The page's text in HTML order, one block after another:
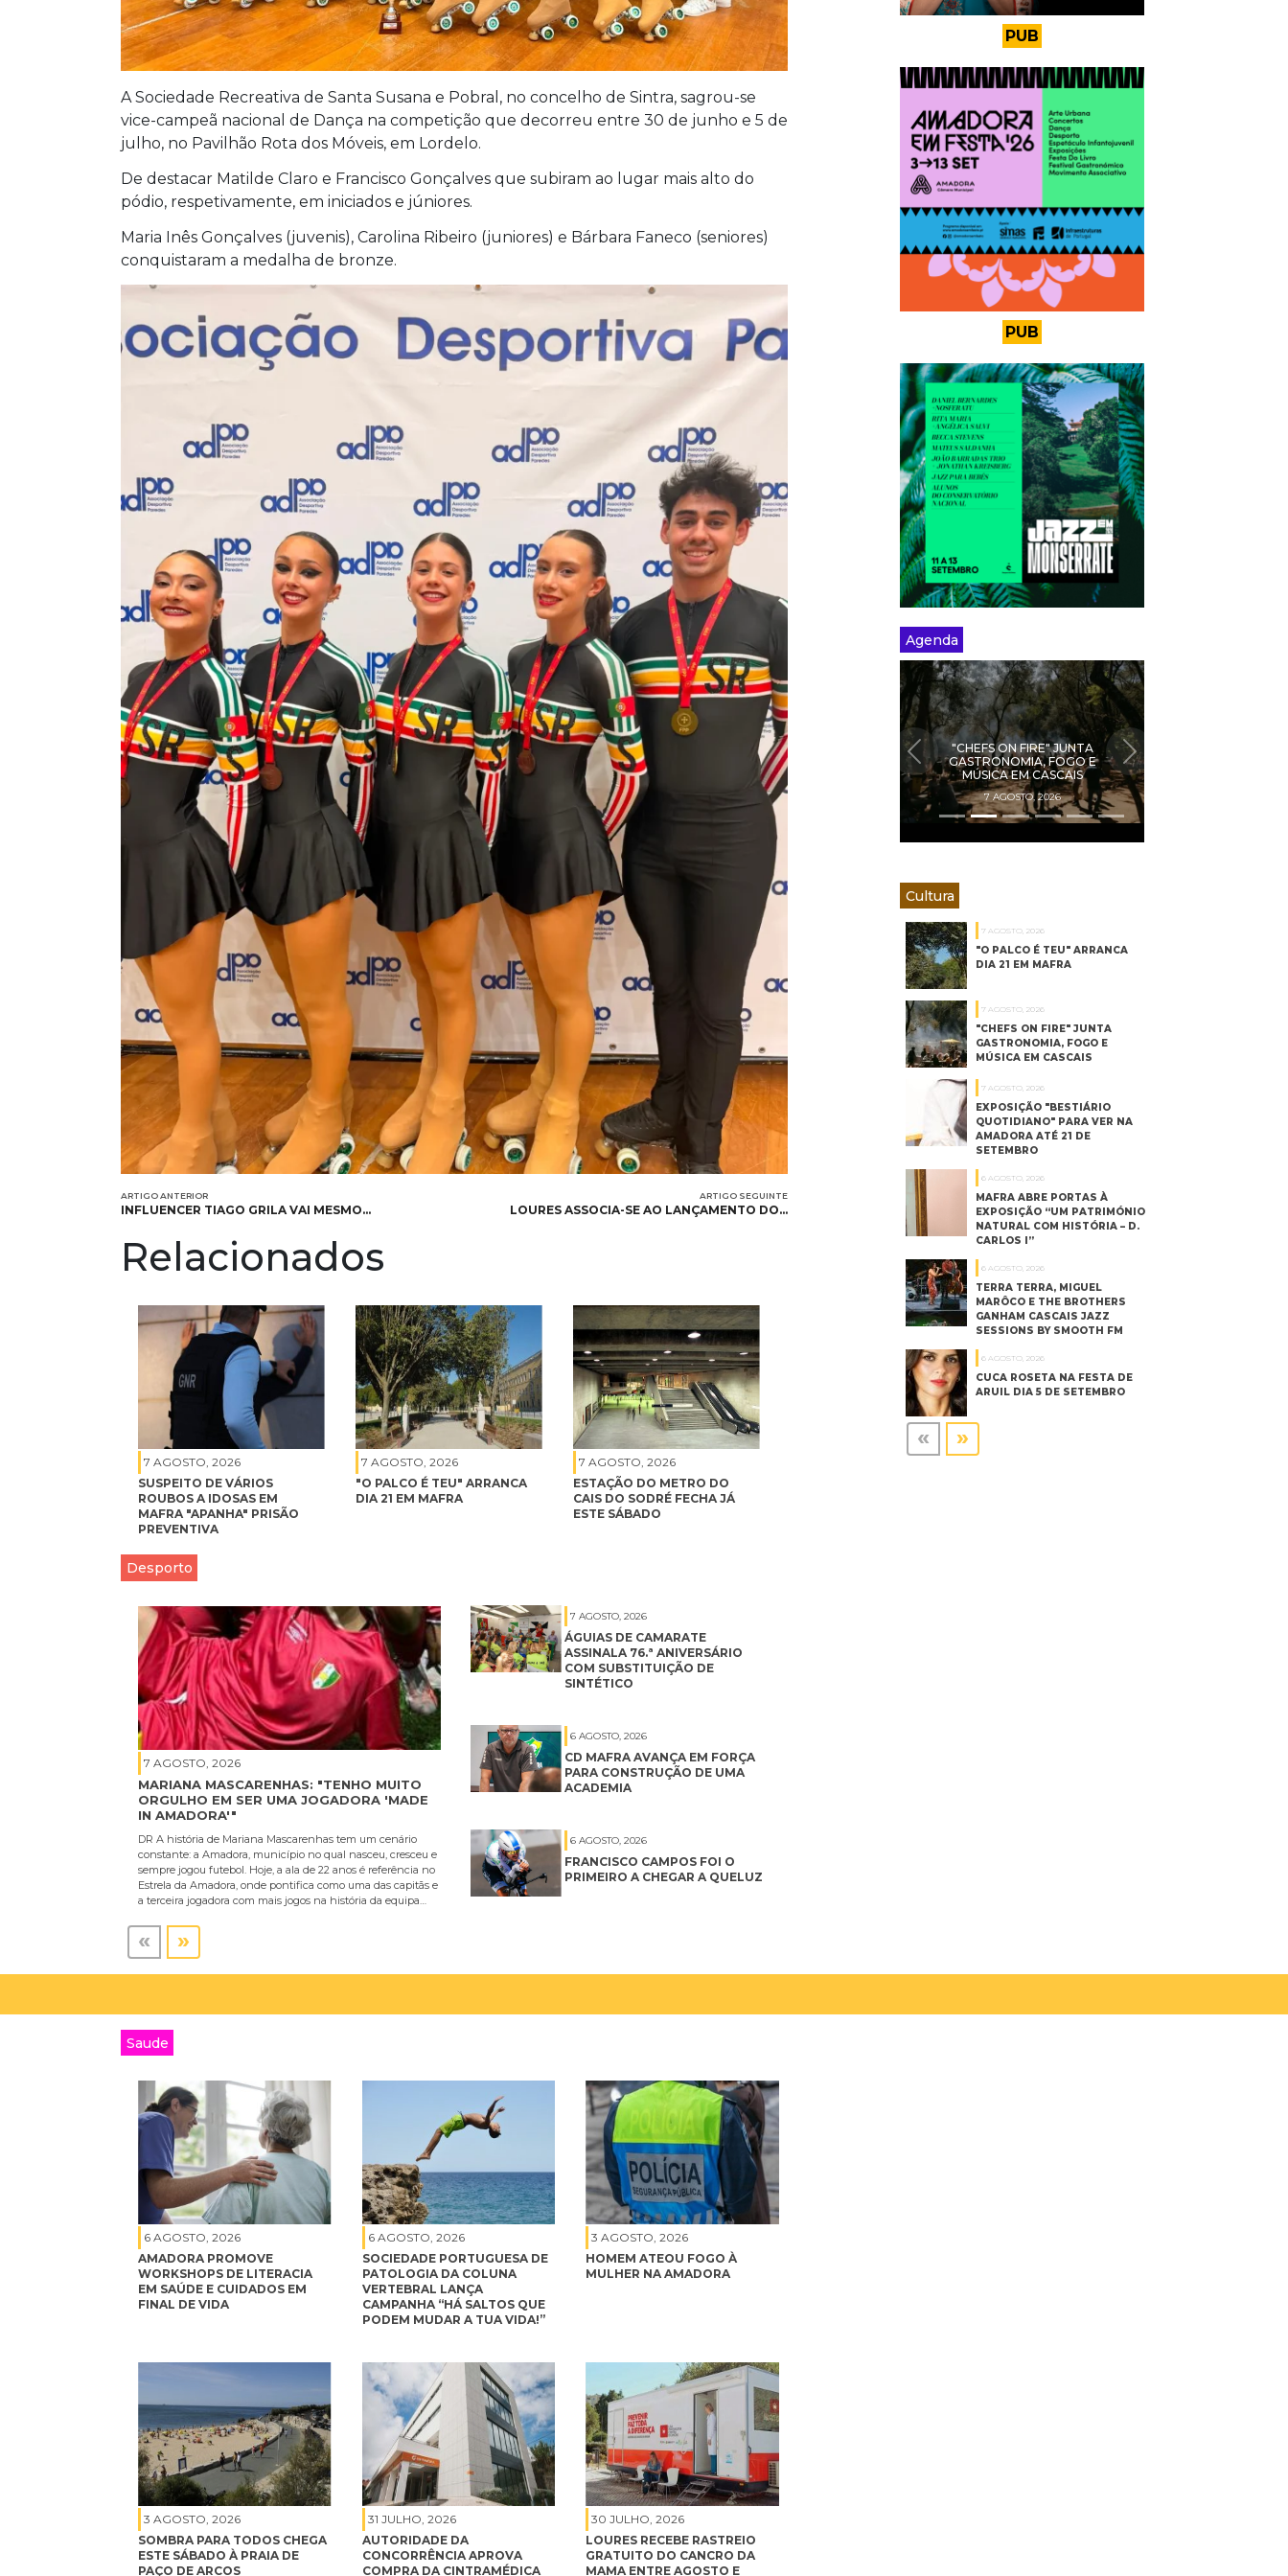
A Sociedade Recreativa de Santa Susana e Pobral, no concelho de Sintra, sagrou-se
vice-campeã nacional de Dança na competição que decorreu entre 30 de junho e 5 de
julho, no Pavilhão Rota dos Móveis, em Lordelo.
De destacar Matilde Claro e Francisco Gonçalves que subiram ao lugar mais alto do
pódio, respetivamente, em iniciados e júniores.
Maria Inês Gonçalves (juvenis), Carolina Ribeiro (juniores) e Bárbara Faneco (seniores)
conquistaram a medalha de bronze.
ARTIGO ANTERIOR
INFLUENCER TIAGO GRILA VAI MESMO…
ARTIGO SEGUINTE
LOURES ASSOCIA-SE AO LANÇAMENTO DO…
Relacionados
7 AGOSTO, 2026
SUSPEITO DE VÁRIOS
ROUBOS A IDOSAS EM
MAFRA "APANHA" PRISÃO
PREVENTIVA
7 AGOSTO, 2026
"O PALCO É TEU" ARRANCA
DIA 21 EM MAFRA
7 AGOSTO, 2026
ESTAÇÃO DO METRO DO
CAIS DO SODRÉ FECHA JÁ
ESTE SÁBADO
Desporto
7 AGOSTO, 2026
MARIANA MASCARENHAS: "TENHO MUITO
ORGULHO EM SER UMA JOGADORA 'MADE
IN AMADORA'"
DR A história de Mariana Mascarenhas tem um cenário
constante: a Amadora, município no qual nasceu, cresceu e
sempre jogou futebol. Hoje, a ala de 22 anos é referência no
Estrela da Amadora, onde pontifica como uma das capitãs e
a terceira jogadora com mais jogos na história da equipa…
7 AGOSTO, 2026
ÁGUIAS DE CAMARATE
ASSINALA 76.ª ANIVERSÁRIO
COM SUBSTITUIÇÃO DE
SINTÉTICO
6 AGOSTO, 2026
CD MAFRA AVANÇA EM FORÇA
PARA CONSTRUÇÃO DE UMA
ACADEMIA
6 AGOSTO, 2026
FRANCISCO CAMPOS FOI O
PRIMEIRO A CHEGAR A QUELUZ
« »
PUB
PUB
Agenda
"CHEFS ON FIRE" JUNTA
GASTRONOMIA, FOGO E
MÚSICA EM CASCAIS
7 AGOSTO, 2026
PREVIOUS NEXT
Cultura
7 AGOSTO, 2026
"O PALCO É TEU" ARRANCA
DIA 21 EM MAFRA
7 AGOSTO, 2026
"CHEFS ON FIRE" JUNTA
GASTRONOMIA, FOGO E
MÚSICA EM CASCAIS
7 AGOSTO, 2026
EXPOSIÇÃO "BESTIÁRIO
QUOTIDIANO" PARA VER NA
AMADORA ATÉ 21 DE
SETEMBRO
6 AGOSTO, 2026
MAFRA ABRE PORTAS À
EXPOSIÇÃO “UM PATRIMÓNIO
NATURAL COM HISTÓRIA – D.
CARLOS I”
6 AGOSTO, 2026
TERRA TERRA, MIGUEL
MARÔCO E THE BROTHERS
GANHAM CASCAIS JAZZ
SESSIONS BY SMOOTH FM
6 AGOSTO, 2026
CUCA ROSETA NA FESTA DE
ARUIL DIA 5 DE SETEMBRO
« »
Saude
6 AGOSTO, 2026
AMADORA PROMOVE
WORKSHOPS DE LITERACIA
EM SAÚDE E CUIDADOS EM
FINAL DE VIDA
6 AGOSTO, 2026
SOCIEDADE PORTUGUESA DE
PATOLOGIA DA COLUNA
VERTEBRAL LANÇA
CAMPANHA “HÁ SALTOS QUE
PODEM MUDAR A TUA VIDA!”
3 AGOSTO, 2026
HOMEM ATEOU FOGO À
MULHER NA AMADORA
3 AGOSTO, 2026
SOMBRA PARA TODOS CHEGA
ESTE SÁBADO À PRAIA DE
PAÇO DE ARCOS
31 JULHO, 2026
AUTORIDADE DA
CONCORRÊNCIA APROVA
COMPRA DA CINTRAMÉDICA
30 JULHO, 2026
LOURES RECEBE RASTREIO
GRATUITO DO CANCRO DA
MAMA ENTRE AGOSTO E